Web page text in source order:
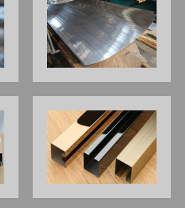
0.015
5700×2350×2000